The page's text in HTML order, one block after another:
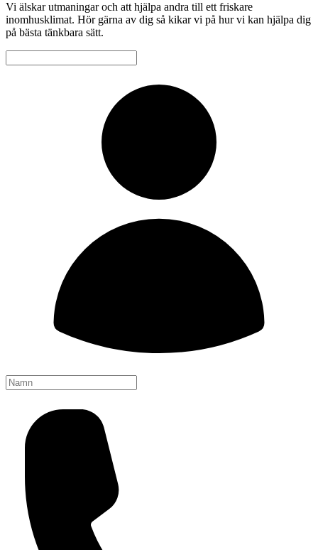
Vi älskar utmaningar och att hjälpa andra till ett friskare
inomhusklimat. Hör gärna av dig så kikar vi på hur vi kan hjälpa dig
på bästa tänkbara sätt.